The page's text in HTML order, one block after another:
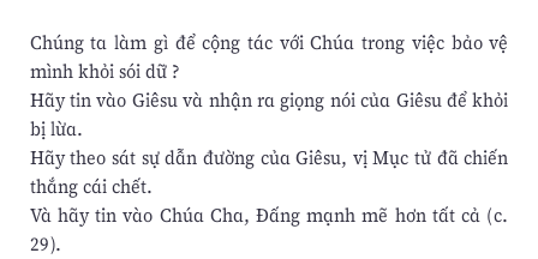
Chúng ta làm gì để cộng tác với Chúa trong việc bảo vệ
mình khỏi sói dữ ?
Hãy tin vào Giêsu và nhận ra giọng nói của Giêsu để khỏi
bị lừa.
Hãy theo sát sự dẫn đường của Giêsu, vị Mục tử đã chiến
thắng cái chết.
Và hãy tin vào Chúa Cha, Đấng mạnh mẽ hơn tất cả (c.
29).